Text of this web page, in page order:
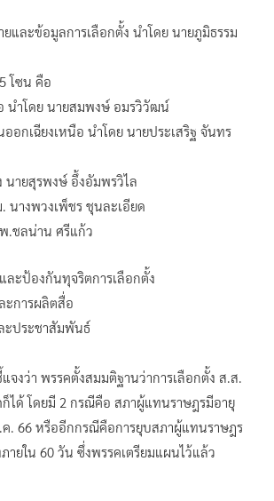
และข้อมูลการเลือกตั้ง นำโดย นายภูมิธรรม
โซน คือ
นำโดย นายสมพงษ์ อมรวิวัฒน์
อกเฉียงเหนือ นำโดย นายประเสริฐ จันทร
นายสุรพงษ์ อึ้งอัมพรวิไล
นางพวงเพ็ชร ชุนละเอียด
.ชลน่าน ศรีแก้ว
ะป้องกันทุจริตการเลือกตั้ง
ะการผลิตสื่อ
ะประชาสัมพันธ์
จงว่า พรรคตั้งสมมติฐานว่าการเลือกตั้ง ส.ส.
ได้ โดยมี 2 กรณีคือ สภาผู้แทนราษฎรมีอายุ
. 66 หรืออีกกรณีคือการยุบสภาผู้แทนราษฎร
ายใน 60 วัน ซึ่งพรรคเตรียมแผนไว้แล้ว